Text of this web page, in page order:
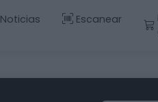
Noticias Escanear